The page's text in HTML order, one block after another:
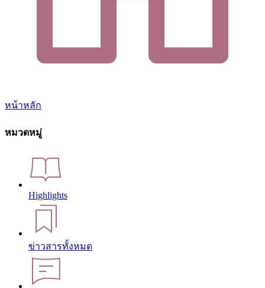
หน้าหลัก
หมวดหมู่
Highlights
ข่าวสารทั้งหมด